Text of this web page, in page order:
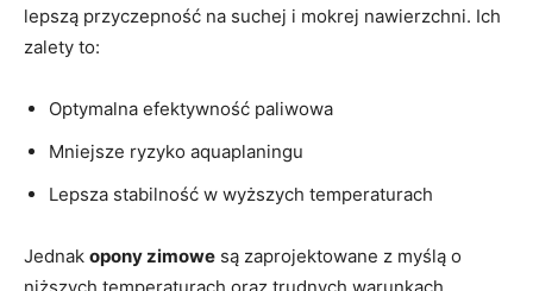
lepszą przyczepność na suchej i mokrej nawierzchni. Ich
zalety to:
Optymalna efektywność paliwowa
Mniejsze ryzyko aquaplaningu
Lepsza stabilność w wyższych temperaturach
Jednak opony zimowe są zaprojektowane z myślą o